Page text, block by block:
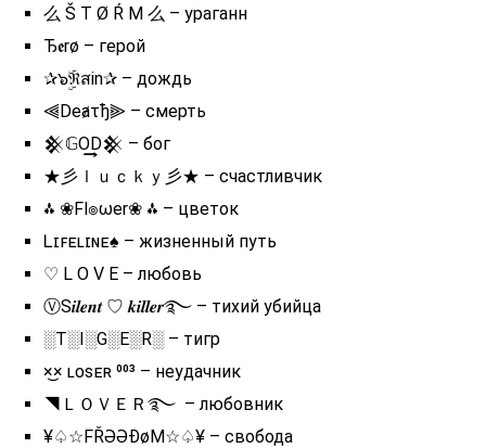
么 Š T Ø Ŕ M 么 – ураганн
Ђ𝖊rø – герой
✰๖ۣۜℜสin✰ – дождь
⫷Deⱥτђ⫸ – смерть
𒆜𝔾O͢͢͢D𒆜 – бог
★彡ｌｕｃｋｙ彡★ – счастливчик
⁂ ❀Fl๏ωer❀ ⁂ – цветок
Ꮮɪꜰᴇʟɪɴᴇㅤ♠ – жизненный путь
♡ L O V E – любовь
ⓋS𝒊𝒍𝒆𝒏𝒕 ♡ 𝒌𝒊𝒍𝒍𝒆𝒓࿐ – тихий убийца
░T░I░G░E░R░ – тигр
×͜× ʟᴏsᴇʀ ⁰⁰³ – неудачник
◥ＬＯＶＥＲ࿐ ㅤㅤ – любовник
¥♤☆FŘƏƏĐøM☆♤¥ – свобода